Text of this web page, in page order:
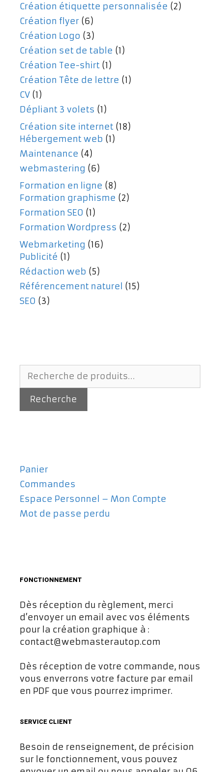
Création étiquette personnalisée (2)
Création flyer (6)
Création Logo (3)
Création set de table (1)
Création Tee-shirt (1)
Création Tête de lettre (1)
CV (1)
Dépliant 3 volets (1)
Création site internet (18)
Hébergement web (1)
Maintenance (4)
webmastering (6)
Formation en ligne (8)
Formation graphisme (2)
Formation SEO (1)
Formation Wordpress (2)
Webmarketing (16)
Publicité (1)
Rédaction web (5)
Référencement naturel (15)
SEO (3)
Recherche
pour :
Recherche
Panier
Commandes
Espace Personnel – Mon Compte
Mot de passe perdu
FONCTIONNEMENT
Dès réception du règlement, merci
d’envoyer un email avec vos éléments
pour la création graphique à :
contact@webmasterautop.com
Dès réception de votre commande, nous
vous enverrons votre facture par email
en PDF que vous pourrez imprimer.
SERVICE CLIENT
Besoin de renseignement, de précision
sur le fonctionnement, vous pouvez